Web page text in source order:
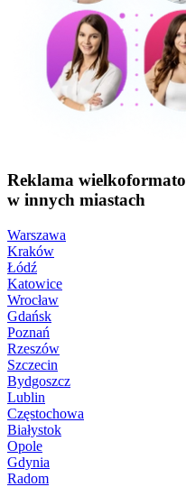
Reklama
w innych miastach
Warszawa
Kraków
Łódź
Katowice
Wrocław
Gdańsk
Poznań
Rzeszów
Szczecin
Bydgoszcz
Lublin
Częstochowa
Białystok
Opole
Gdynia
Radom